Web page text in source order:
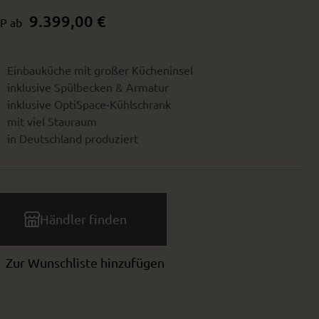
ab 9.399,00 €
Einbauküche mit großer Kücheninsel
inklusive Spülbecken & Armatur
inklusive OptiSpace-Kühlschrank
mit viel Stauraum
in Deutschland produziert
Händler finden
Zur Wunschliste hinzufügen